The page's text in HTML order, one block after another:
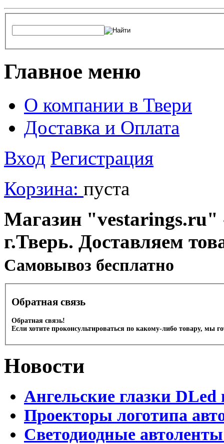
Главное меню
О компании в Твери
Доставка и Оплата
Вход Регистрация
Корзина: пуста
Магазин "vestarings.ru"
г.Тверь. Доставляем
Cамовывоз бесплатно
Обратная связь
Обратная связь!
Если хотите проконсультироваться по какому-либо товару, мы
Новости
Ангельские глазки DLed
Проекторы логотипа
Светодиодные